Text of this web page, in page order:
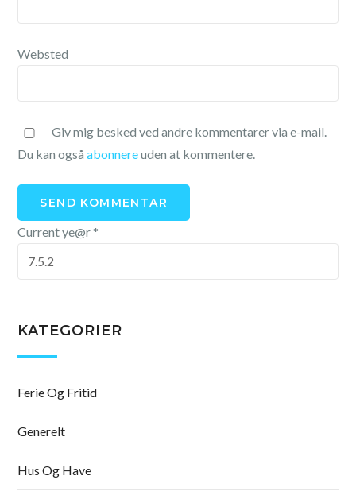
Websted
Giv mig besked ved andre kommentarer via e-mail.
Du kan ogsåabonnereuden at kommentere.
Current ye@r*
KATEGORIER
Ferie Og Fritid
Generelt
Hus Og Have